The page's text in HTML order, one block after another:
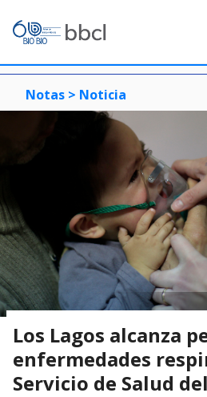
Notas > Noticia
Los Lagos alcanza
enfermedades
Servicio de Salud